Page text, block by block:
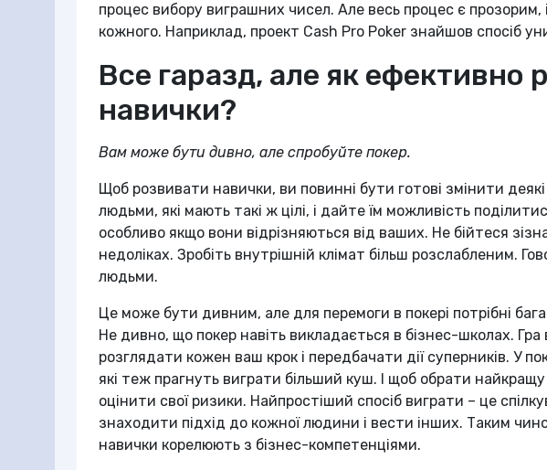
процес вибору виграшних чисел. Але весь процес є прозорим,
кожного. Наприклад, проект Cash Pro Poker знайшов спосіб
Все гаразд, але як ефективно
навички?
Вам може бути дивно, але спробуйте покер.
Щоб розвивати навички, ви повинні бути готові змінити
людьми, які мають такі ж цілі, і дайте їм можливість
особливо якщо вони відрізняються від ваших. Не бійтеся
недоліках. Зробіть внутрішній клімат більш розслабленим.
людьми.
Це може бути дивним, але для перемоги в покері потрібні
Не дивно, що покер навіть викладається в бізнес-школах. Гра
розглядати кожен ваш крок і передбачати дії суперників. У
які теж прагнуть виграти більший куш. І щоб обрати
оцінити свої ризики. Найпростіший спосіб виграти – це
знаходити підхід до кожної людини і вести інших. Таким
навички корелюють з бізнес-компетенціями.